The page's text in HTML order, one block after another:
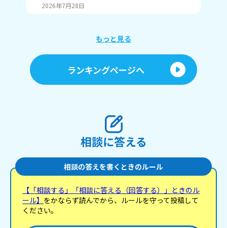
2026年7月28日
もっと見る
ランキングページへ
相談に答える
相談の答えを書くときのルール
【「相談する」「相談に答える（回答する）」ときのル
ール】 をかならず読んでから、ルールを守って投稿して
ください。